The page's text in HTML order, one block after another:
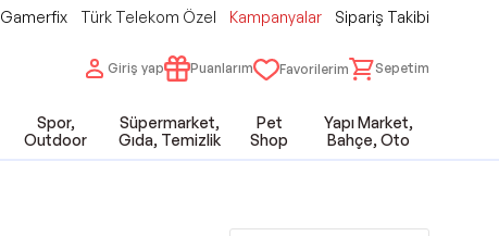
Gamerfix Türk Telekom Özel Kampanyalar Sipariş Takibi
Giriş yap Puanlarım Favorilerim Sepetim
Spor,
Outdoor
Süpermarket,
Gıda, Temizlik
Pet
Shop
Yapı Market,
Bahçe, Oto